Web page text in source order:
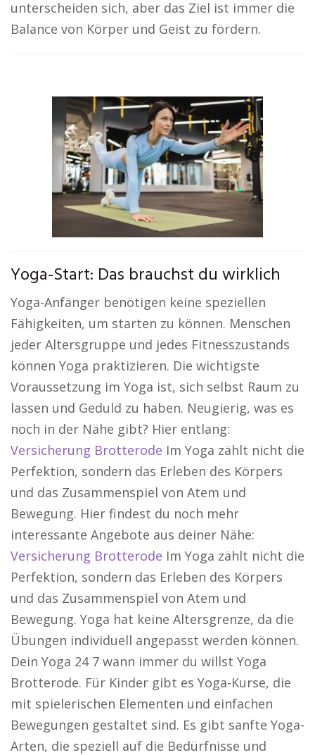
unterscheiden sich, aber das Ziel ist immer die
Balance von Körper und Geist zu fördern.
Yoga-Start: Das brauchst du wirklich
Yoga-Anfänger benötigen keine speziellen
Fähigkeiten, um starten zu können. Menschen
jeder Altersgruppe und jedes Fitnesszustands
können Yoga praktizieren. Die wichtigste
Voraussetzung im Yoga ist, sich selbst Raum zu
lassen und Geduld zu haben. Neugierig, was es
noch in der Nähe gibt? Hier entlang:
Versicherung Brotterode Im Yoga zählt nicht die
Perfektion, sondern das Erleben des Körpers
und das Zusammenspiel von Atem und
Bewegung. Hier findest du noch mehr
interessante Angebote aus deiner Nähe:
Versicherung Brotterode Im Yoga zählt nicht die
Perfektion, sondern das Erleben des Körpers
und das Zusammenspiel von Atem und
Bewegung. Yoga hat keine Altersgrenze, da die
Übungen individuell angepasst werden können.
Dein Yoga 24 7 wann immer du willst Yoga
Brotterode. Für Kinder gibt es Yoga-Kurse, die
mit spielerischen Elementen und einfachen
Bewegungen gestaltet sind. Es gibt sanfte Yoga-
Arten, die speziell auf die Bedürfnisse und